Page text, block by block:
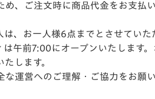
、ご注文時に商品代金をお支払
、お一人様6点までとさせていた
午前7:00にオープンいたします
します。
運営へのご理解・ご協力をお願い